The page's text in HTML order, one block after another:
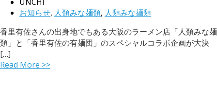
お知らせ, 人類みな麺類, 人類みな麺類
香里有佐さんの出身地でもある大阪のラーメン店「人類みな麺
類」と「香里有佐の有麺団」のスペシャルコラボ企画が大決
[…]
Read More >>